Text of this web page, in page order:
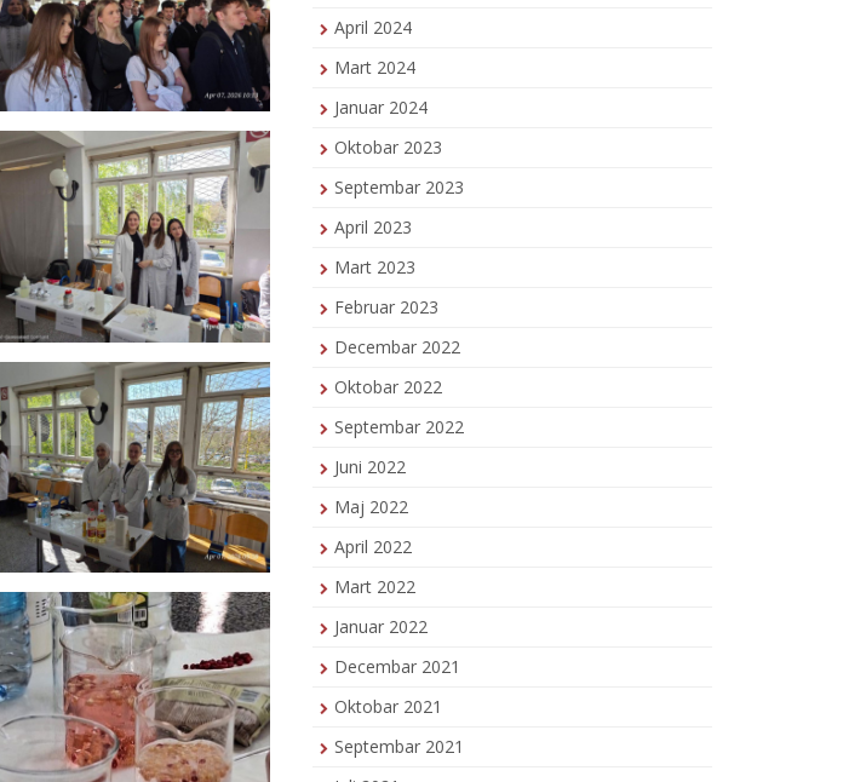
April 2024
Mart 2024
Januar 2024
Oktobar 2023
Septembar 2023
April 2023
Mart 2023
Februar 2023
Decembar 2022
Oktobar 2022
Septembar 2022
Juni 2022
Maj 2022
April 2022
Mart 2022
Januar 2022
Decembar 2021
Oktobar 2021
Septembar 2021